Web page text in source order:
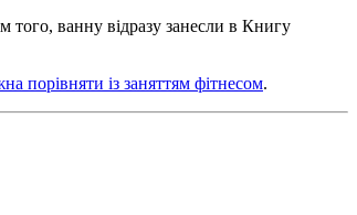
того, ванну відразу занесли в Книгу
порівняти із заняттям фітнесом.